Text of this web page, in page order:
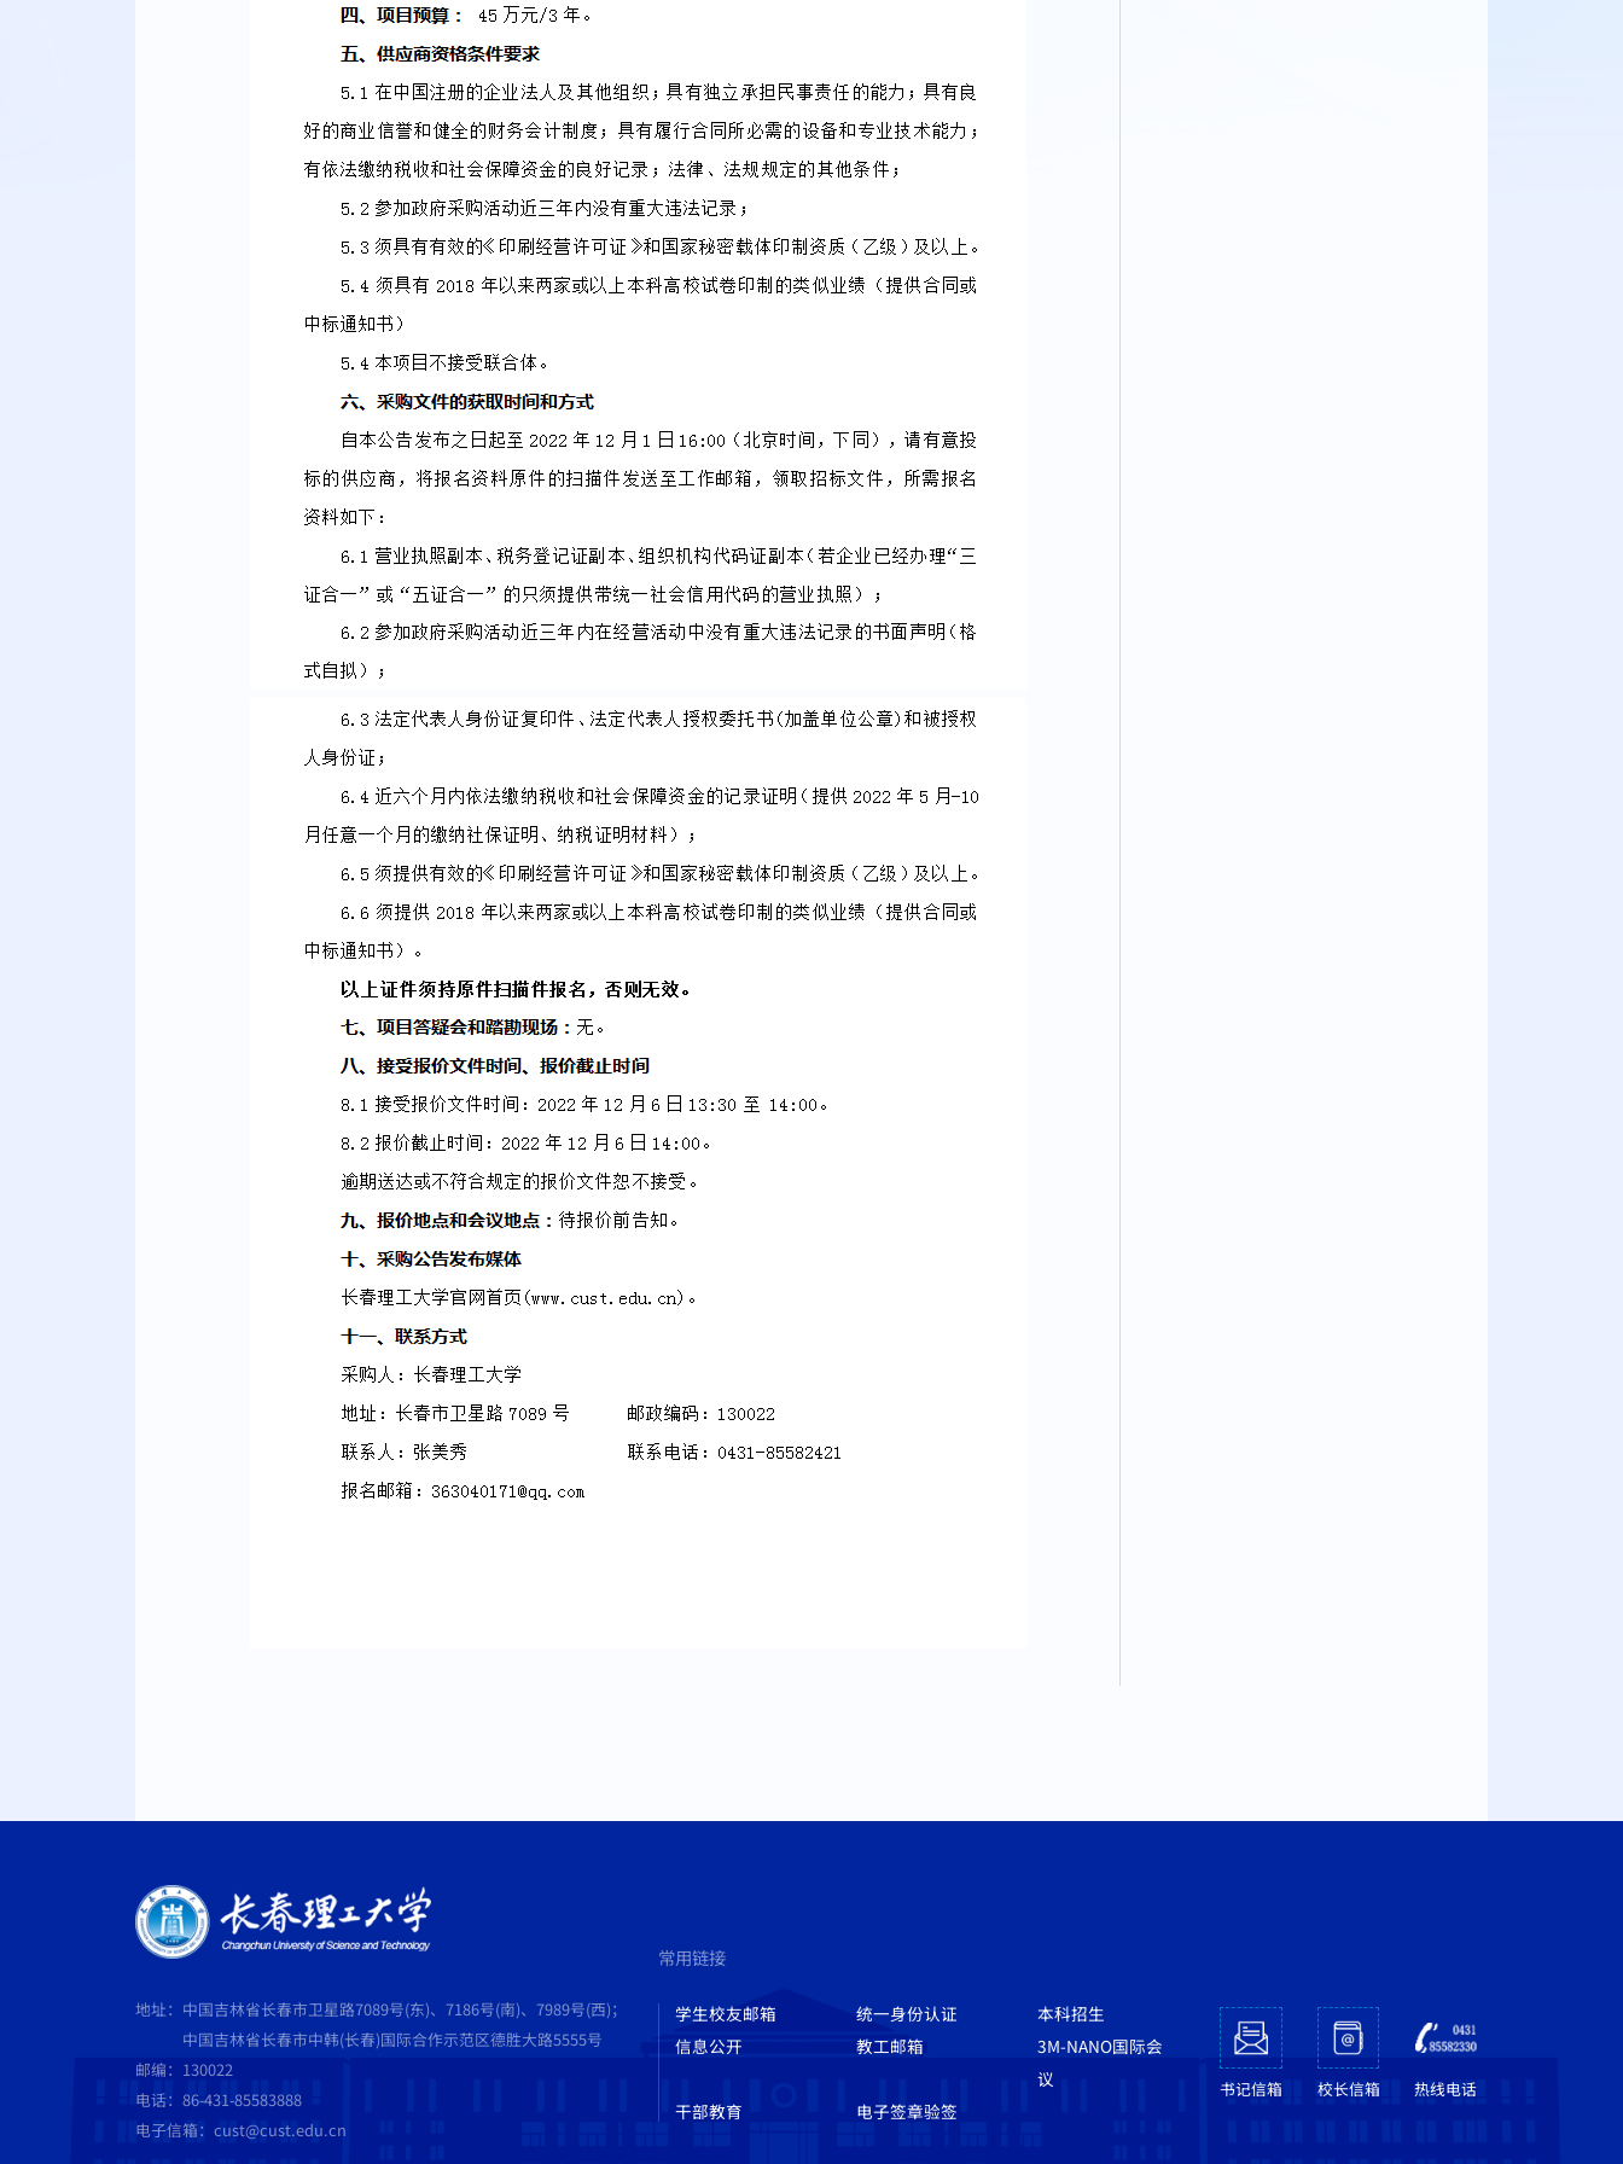
地址：中国吉林省长春市卫星路7089号(东)、7186号(南)、7989号(西)；
中国吉林省长春市中韩(长春)国际合作示范区德胜大路5555号
邮编：130022
电话：86-431-85583888
电子信箱：cust@cust.edu.cn
常用链接
学生校友邮箱 统一身份认证
本科招生
信息公开
教工邮箱
3M-NANO国际会
议
干部教育
电子签章验签
书记信箱 校长信箱 热线电话